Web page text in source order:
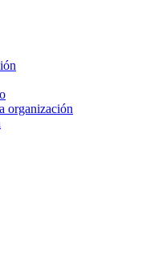
organización